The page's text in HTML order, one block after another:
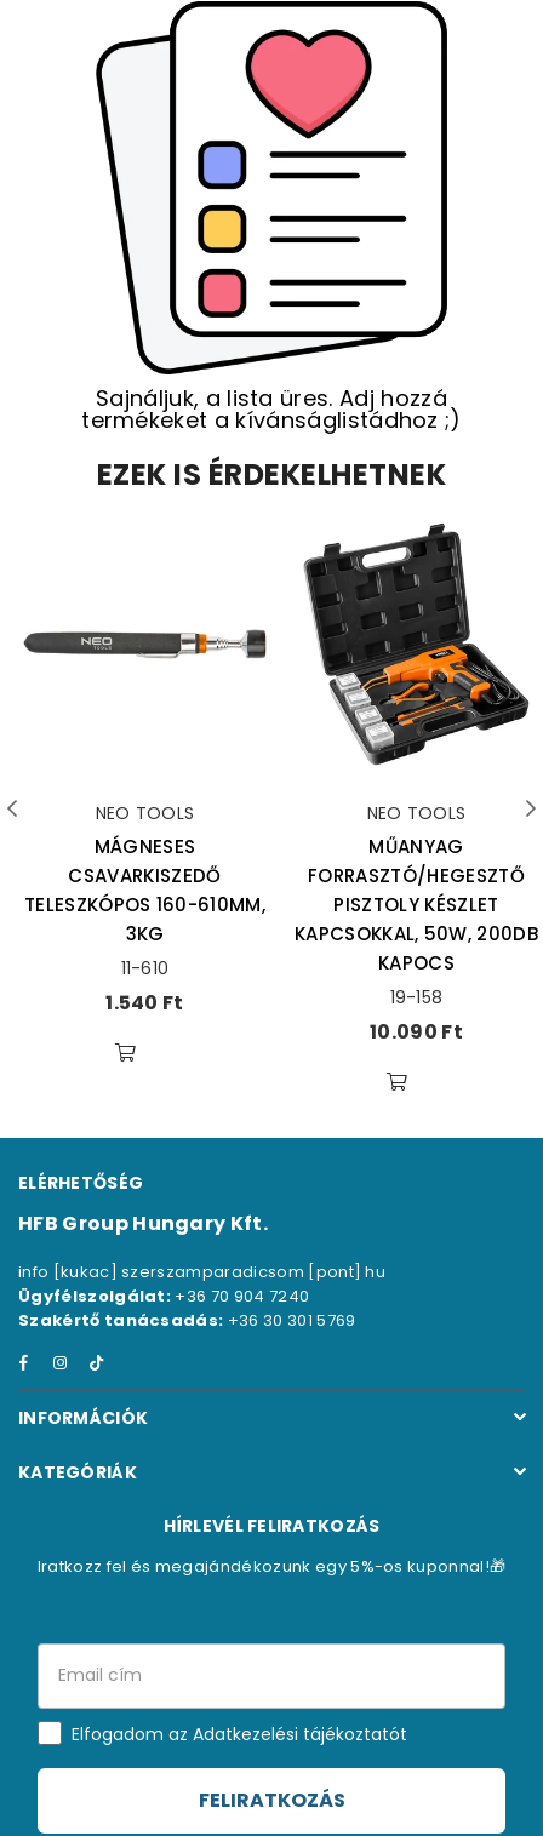
Sajnáljuk, a lista üres. Adj hozzá
termékeket a kívánságlistádhoz ;)
EZEK IS ÉRDEKELHETNEK
NEO TOOLS
MÁGNESES
CSAVARKISZEDŐ
TELESZKÓPOS 160-610MM,
3KG
11-610
Ár
1.540 Ft
NEO TOOLS
MŰANYAG
FORRASZTÓ/HEGESZTŐ
PISZTOLY KÉSZLET
KAPCSOKKAL, 50W, 200DB
KAPOCS
19-158
Ár
10.090 Ft
ELÉRHETŐSÉG
HFB Group Hungary Kft.
info [kukac] szerszamparadicsom [pont] hu
Ügyfélszolgálat: +36 70 904 7240
Szakértő tanácsadás: +36 30 301 5769
FacebookInstagram
INFORMÁCIÓK
KATEGÓRIÁK
HÍRLEVÉL FELIRATKOZÁS
Iratkozz fel és megajándékozunk egy 5%-os kuponnal!🎁
Elfogadom az Adatkezelési tájékoztatót
FELIRATKOZÁS